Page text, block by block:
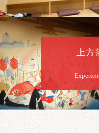
お問合せ：
10時～18時
★菟道
入はこ
8月8
第2回 智之
笑福亭智之
／桂力造「
上